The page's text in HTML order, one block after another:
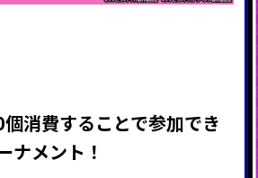
消費することで参加でき
ナメント！